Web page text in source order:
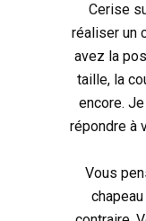
Cerise
réaliser un
avez la
taille, la
encore.
répondre à
Vous